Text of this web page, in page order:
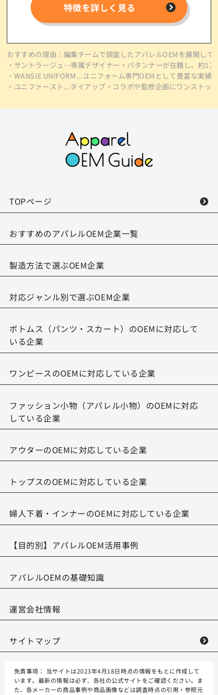
特徴を詳しく見る
おすすめの理由：編集チームで調査したアパレルOEMを展開し
・サントラージュ…専属デザイナー・パタンナーが在籍し、約1
・WANSIE UNIFORM...ユニフォーム専門OEMとして豊富な実績
・ユニファースト...タイアップ・コラボや監修企画にワンスト
TOPページ
おすすめのアパレルOEM企業一覧
製造方法で選ぶOEM企業
対応ジャンル別で選ぶOEM企業
ボトムス（パンツ・スカート）のOEMに対応して
いる企業
ワンピースのOEMに対応している企業
ファッション小物（アパレル小物）のOEMに対応
している企業
アウターのOEMに対応している企業
トップスのOEMに対応している企業
婦人下着・インナーのOEMに対応している企業
【目的別】アパレルOEM活用事例
アパレルOEMの基礎知識
運営会社情報
サイトマップ
免責事項： 当サイトは2023年4月18日時点の情報をもとに作成して
います。最新の情報は必ず、各社の公式サイトをご確認ください。ま
た、各メーカーの商品事例や商品画像などは調査時点の引用・参照元